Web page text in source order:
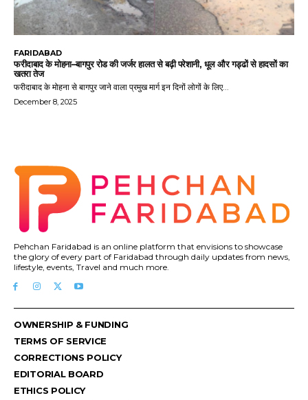
FARIDABAD
फरीदाबाद के मोहना–बागपुर रोड की जर्जर हालत से बढ़ी परेशानी, धूल और गड्ढों से हादसों का
खतरा तेज
फरीदाबाद के मोहना से बागपुर जाने वाला प्रमुख मार्ग इन दिनों लोगों के लिए...
December 8, 2025
Pehchan Faridabad is an online platform that envisions to showcase
the glory of every part of Faridabad through daily updates from news,
lifestyle, events, Travel and much more.
OWNERSHIP & FUNDING
TERMS OF SERVICE
CORRECTIONS POLICY
EDITORIAL BOARD
ETHICS POLICY